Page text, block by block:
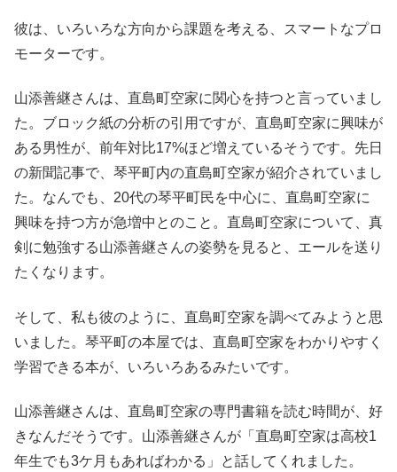
彼は、いろいろな方向から課題を考える、スマートなプロ
モーターです。
山添善継さんは、直島町空家に関心を持つと言っていまし
た。ブロック紙の分析の引用ですが、直島町空家に興味が
ある男性が、前年対比17%ほど増えているそうです。先日
の新聞記事で、琴平町内の直島町空家が紹介されていまし
た。なんでも、20代の琴平町民を中心に、直島町空家に
興味を持つ方が急増中とのこと。直島町空家について、真
剣に勉強する山添善継さんの姿勢を見ると、エールを送り
たくなります。
そして、私も彼のように、直島町空家を調べてみようと思
いました。琴平町の本屋では、直島町空家をわかりやすく
学習できる本が、いろいろあるみたいです。
山添善継さんは、直島町空家の専門書籍を読む時間が、好
きなんだそうです。山添善継さんが「直島町空家は高校1
年生でも3ケ月もあればわかる」と話してくれました。